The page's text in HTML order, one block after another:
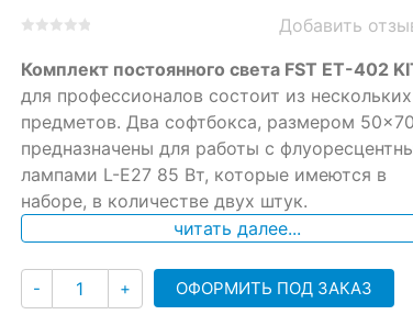
out
based
on
customer
ratings
Добавить
Комплект постоянного света FST ET-402
для профессионалов состоит из нескольких
предметов. Два софтбокса, размером
предназначены для работы с
лампами L-E27 85 Вт, которые имеются в
наборе, в количестве двух штук.
читать далее...
- Количество
+ ОФОРМИТЬ ПОД ЗАКАЗ